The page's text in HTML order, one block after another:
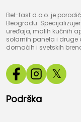
Bel-fast d.o.o. je
Beogradu.
uređaja, malih kućnih
solarnih panela i druge
domaćih i svetskih
𝕏
Podrška